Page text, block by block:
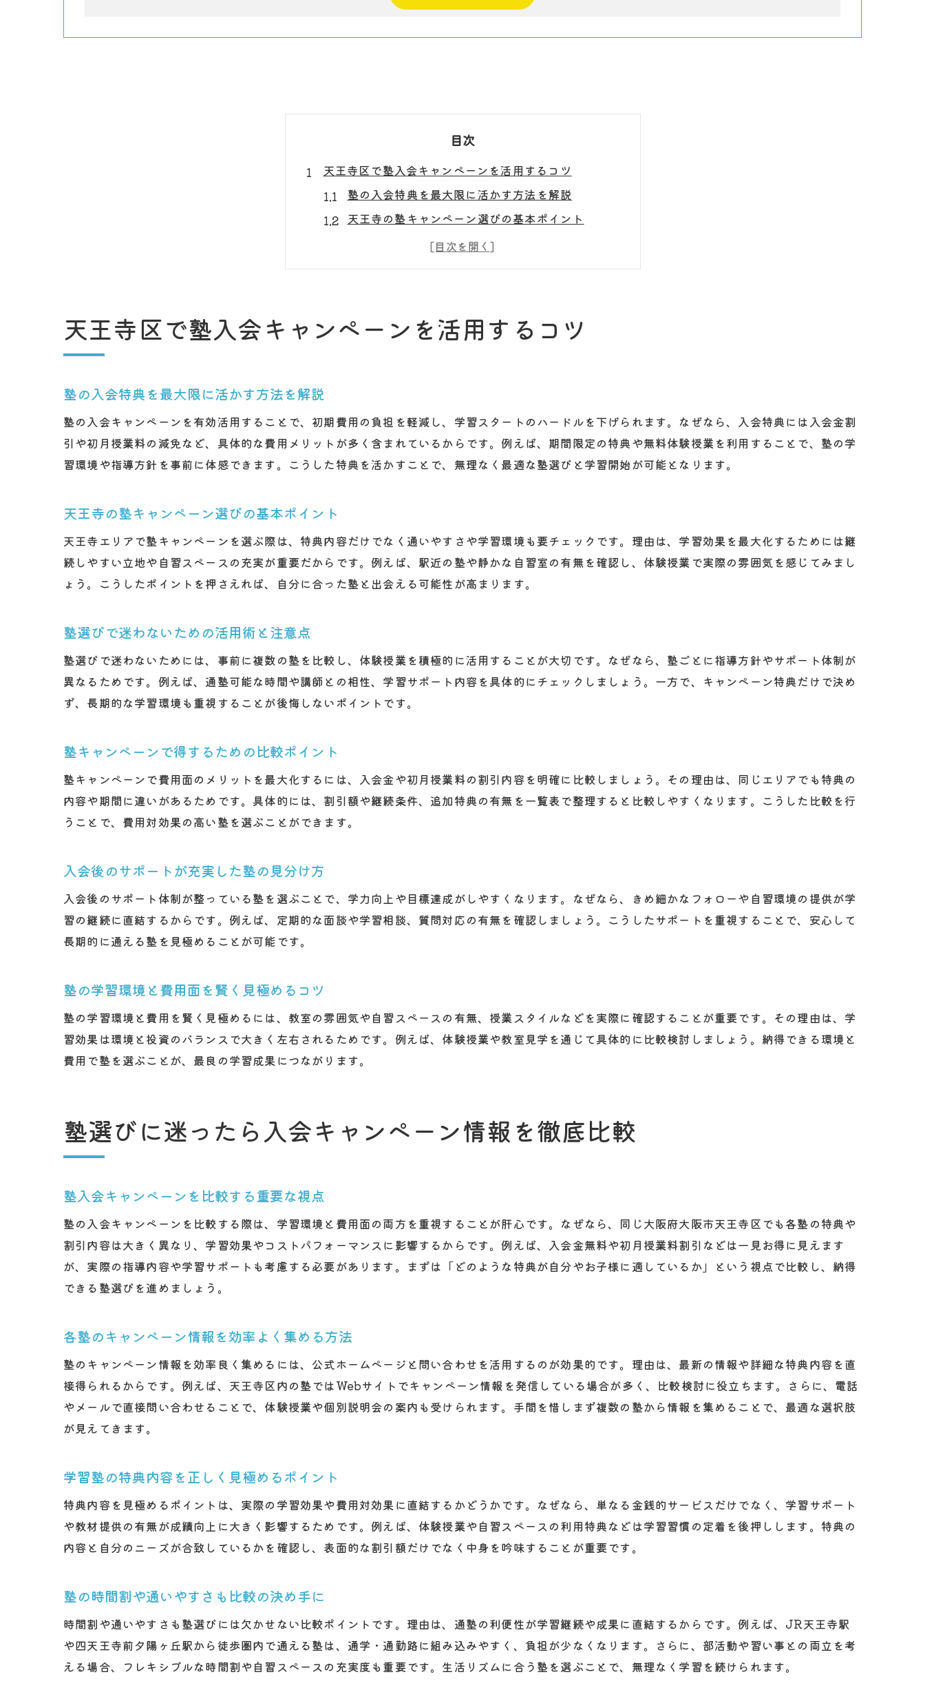
目次
天王寺区で塾入会キャンペーンを活用するコツ
塾の入会特典を最大限に活かす方法を解説
天王寺の塾キャンペーン選びの基本ポイント
塾選びで迷わないための活用術と注意点
塾キャンペーンで得するための比較ポイント
塾の学習環境と費用面を賢く見極めるコツ
塾選びに迷ったら入会キャンペーン情報を徹底比較
塾の時間割や通いやすさも比較の決め手に
塾の合格実績や指導力との関連性を考える
学習環境と費用で選ぶ天王寺区の塾最新事情
塾の学習スペースと自習環境の充実度を比較
費用面で失敗しない塾選びのチェックポイント
各塾の授業料や教材費の違いを把握するコツ
天王寺の高校生・中学生・小学生向け塾の特徴
お得な塾入会を目指すなら注目キャンペーンをチェック
塾入会時に注目すべき最新キャンペーン情報
授業内容と費用のバランスを重視した塾選び
塾の口コミや合格実績も参考にするポイント
駅近など通いやすさも塾選びの重要ポイント
授業内容やサポート体制を費用で見極める
塾の料金体系とキャンペーン適用範囲の確認
天王寺区の塾で学習習慣を確立するためのヒント
塾選びが子どもの学習習慣に与える影響とは
塾の指導法で学習習慣を定着させるコツ
塾の体験授業を活用して学習リズムを作る
割引や特典を受ける際の注意すべきポイント
塾選びで後悔しないための比較チェック項目
入会後のフォローアップ体制に注目しよう
授業料や入会金など費用面の徹底チェック
塾キャンペーン情報でより良い選択を実現
天王寺区で塾入会キャンペーンを活用するコツ
塾の入会特典を最大限に活かす方法を解説
塾の入会キャンペーンを有効活用することで、初期費用の負担を軽減し、学習スタートのハードルを下げられます。なぜなら、入会特典には入会金割
引や初月授業料の減免など、具体的な費用メリットが多く含まれているからです。例えば、期間限定の特典や無料体験授業を利用することで、塾の学
習環境や指導方針を事前に体感できます。こうした特典を活かすことで、無理なく最適な塾選びと学習開始が可能となります。
天王寺の塾キャンペーン選びの基本ポイント
天王寺エリアで塾キャンペーンを選ぶ際は、特典内容だけでなく通いやすさや学習環境も要チェックです。理由は、学習効果を最大化するためには継
続しやすい立地や自習スペースの充実が重要だからです。例えば、駅近の塾や静かな自習室の有無を確認し、体験授業で実際の雰囲気を感じてみまし
ょう。こうしたポイントを押さえれば、自分に合った塾と出会える可能性が高まります。
塾選びで迷わないための活用術と注意点
塾選びで迷わないためには、事前に複数の塾を比較し、体験授業を積極的に活用することが大切です。なぜなら、塾ごとに指導方針やサポート体制が
異なるためです。例えば、通塾可能な時間や講師との相性、学習サポート内容を具体的にチェックしましょう。一方で、キャンペーン特典だけで決め
ず、長期的な学習環境も重視することが後悔しないポイントです。
塾キャンペーンで得するための比較ポイント
塾キャンペーンで費用面のメリットを最大化するには、入会金や初月授業料の割引内容を明確に比較しましょう。その理由は、同じエリアでも特典の
内容や期間に違いがあるためです。具体的には、割引額や継続条件、追加特典の有無を一覧表で整理すると比較しやすくなります。こうした比較を行
うことで、費用対効果の高い塾を選ぶことができます。
入会後のサポートが充実した塾の見分け方
入会後のサポート体制が整っている塾を選ぶことで、学力向上や目標達成がしやすくなります。なぜなら、きめ細かなフォローや自習環境の提供が学
習の継続に直結するからです。例えば、定期的な面談や学習相談、質問対応の有無を確認しましょう。こうしたサポートを重視することで、安心して
長期的に通える塾を見極めることが可能です。
塾の学習環境と費用面を賢く見極めるコツ
塾の学習環境と費用を賢く見極めるには、教室の雰囲気や自習スペースの有無、授業スタイルなどを実際に確認することが重要です。その理由は、学
習効果は環境と投資のバランスで大きく左右されるためです。例えば、体験授業や教室見学を通じて具体的に比較検討しましょう。納得できる環境と
費用で塾を選ぶことが、最良の学習成果につながります。
塾選びに迷ったら入会キャンペーン情報を徹底比較
塾入会キャンペーンを比較する重要な視点
塾の入会キャンペーンを比較する際は、学習環境と費用面の両方を重視することが肝心です。なぜなら、同じ大阪府大阪市天王寺区でも各塾の特典や
割引内容は大きく異なり、学習効果やコストパフォーマンスに影響するからです。例えば、入会金無料や初月授業料割引などは一見お得に見えます
が、実際の指導内容や学習サポートも考慮する必要があります。まずは「どのような特典が自分やお子様に適しているか」という視点で比較し、納得
できる塾選びを進めましょう。
各塾のキャンペーン情報を効率よく集める方法
塾のキャンペーン情報を効率良く集めるには、公式ホームページと問い合わせを活用するのが効果的です。理由は、最新の情報や詳細な特典内容を直
接得られるからです。例えば、天王寺区内の塾ではWebサイトでキャンペーン情報を発信している場合が多く、比較検討に役立ちます。さらに、電話
やメールで直接問い合わせることで、体験授業や個別説明会の案内も受けられます。手間を惜しまず複数の塾から情報を集めることで、最適な選択肢
が見えてきます。
学習塾の特典内容を正しく見極めるポイント
特典内容を見極めるポイントは、実際の学習効果や費用対効果に直結するかどうかです。なぜなら、単なる金銭的サービスだけでなく、学習サポート
や教材提供の有無が成績向上に大きく影響するためです。例えば、体験授業や自習スペースの利用特典などは学習習慣の定着を後押しします。特典の
内容と自分のニーズが合致しているかを確認し、表面的な割引額だけでなく中身を吟味することが重要です。
塾の時間割や通いやすさも比較の決め手に
時間割や通いやすさも塾選びには欠かせない比較ポイントです。理由は、通塾の利便性が学習継続や成果に直結するからです。例えば、JR天王寺駅
や四天王寺前夕陽ヶ丘駅から徒歩圏内で通える塾は、通学・通勤路に組み込みやすく、負担が少なくなります。さらに、部活動や習い事との両立を考
える場合、フレキシブルな時間割や自習スペースの充実度も重要です。生活リズムに合う塾を選ぶことで、無理なく学習を続けられます。